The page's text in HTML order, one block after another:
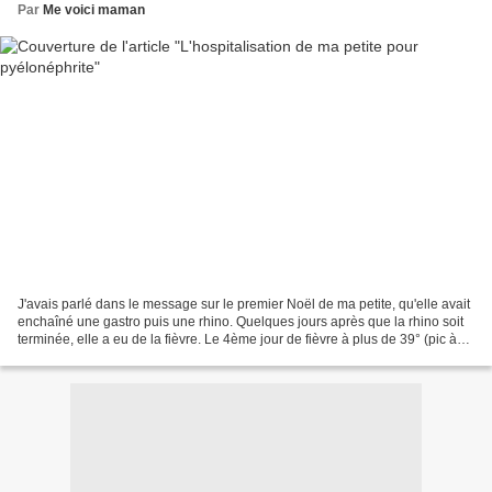
Par Me voici maman
J'avais parlé dans le message sur le premier Noël de ma petite, qu'elle avait
enchaîné une gastro puis une rhino. Quelques jours après que la rhino soit
terminée, elle a eu de la fièvre. Le 4ème jour de fièvre à plus de 39° (pic à